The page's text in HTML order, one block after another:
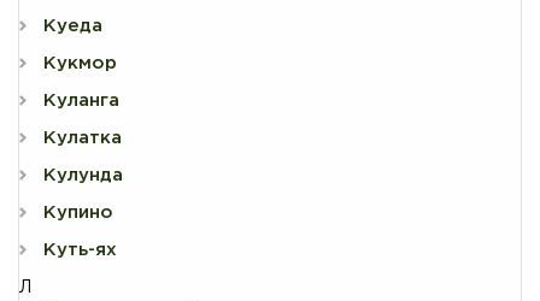
Куеда
Кукмор
Куланга
Кулатка
Кулунда
Купино
Куть-ях
Л